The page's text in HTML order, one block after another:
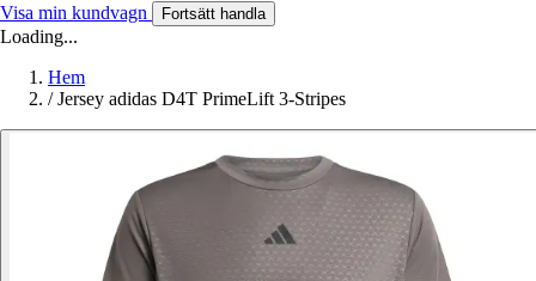
Visa min kundvagn Fortsätt handla
Loading...
Hem
/ Jersey adidas D4T PrimeLift 3-Stripes